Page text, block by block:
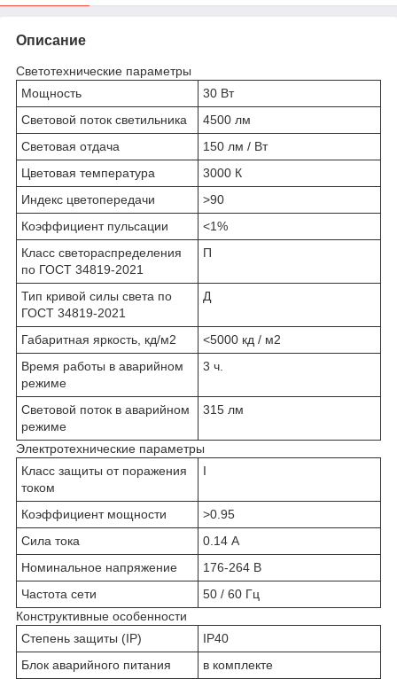
Описание
Светотехнические параметры
Мощность
30 Вт
Световой поток светильника
4500 лм
Световая отдача
150 лм / Вт
Цветовая температура
3000 К
Индекс цветопередачи
>90
Коэффициент пульсации
<1%
Класс светораспределения
по ГОСТ 34819-2021
П
Тип кривой силы света по
ГОСТ 34819-2021
Д
Габаритная яркость, кд/м2
<5000 кд / м2
Время работы в аварийном
режиме
3 ч.
Световой поток в аварийном
режиме
315 лм
Электротехнические параметры
Класс защиты от поражения
током
I
Коэффициент мощности
>0.95
Сила тока
0.14 А
Номинальное напряжение
176-264 В
Частота сети
50 / 60 Гц
Конструктивные особенности
Степень защиты (IP)
IP40
Блок аварийного питания
в комплекте